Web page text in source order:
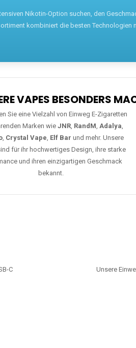
Nikotin-Option suchen, den
kombiniert die besten Technologien
VAPES BESONDERS
Sie eine Vielzahl von Einweg E-Zigaretten
Marken wieJNR, RandM, Adalya,
, Crystal Vape, Elf Bar und mehr. Unsere
für ihr hochwertiges Design, ihre starke
und ihren einzigartigen Geschmack
bekannt.
C
Unsere